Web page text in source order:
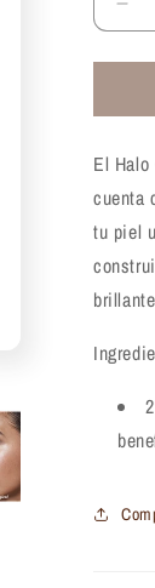
El
cuenta
tu piel